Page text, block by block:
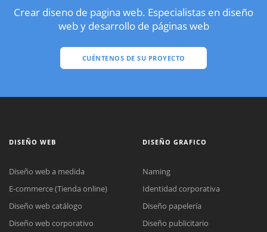
Crear diseno de pagina web. Especialistas en diseño
web y desarrollo de páginas web
CUÉNTENOS DE SU PROYECTO
DISEÑO WEB
Diseño web a medida
E-commerce (Tienda online)
Diseño web catálogo
Diseño web corporativo
DISEÑO GRAFICO
Naming
Identidad corporativa
Diseño papelería
Diseño publicitario